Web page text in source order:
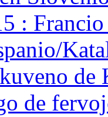
:
de
de